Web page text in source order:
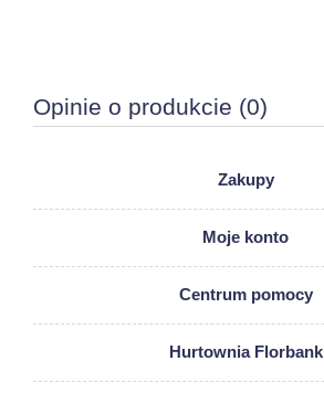
Opinie o produkcie (0)
Zakupy
Moje konto
Centrum pomocy
Hurtownia Florbank